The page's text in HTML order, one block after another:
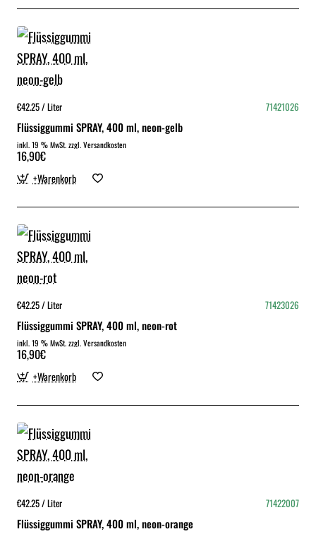
€42.25 / Liter 71421026
Flüssiggummi SPRAY, 400 ml, neon-gelb
inkl. 19 % MwSt. zzgl. Versandkosten
16,90€
+Warenkorb
€42.25 / Liter 71423026
Flüssiggummi SPRAY, 400 ml, neon-rot
inkl. 19 % MwSt. zzgl. Versandkosten
16,90€
+Warenkorb
€42.25 / Liter 71422007
Flüssiggummi SPRAY, 400 ml, neon-orange